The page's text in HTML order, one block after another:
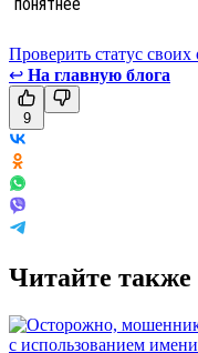
Проверить статус своих
↩ На главную блога
9
Читайте также